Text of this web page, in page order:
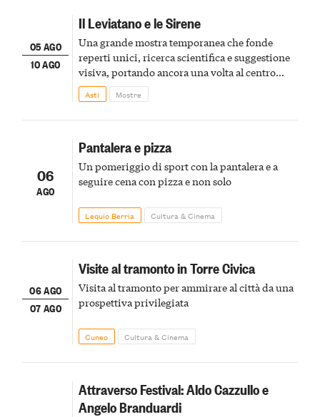
05 AGO
10 AGO
Il Leviatano e le Sirene
Una grande mostra temporanea che fonde
reperti unici, ricerca scientifica e suggestione
visiva, portando ancora una volta al centro
della scena le meraviglie del passato astigiano
Asti Mostre
06
AGO
Pantalera e pizza
Un pomeriggio di sport con la pantalera e a
seguire cena con pizza e non solo
Lequio Berria Cultura & Cinema
06 AGO
07 AGO
Visite al tramonto in Torre Civica
Visita al tramonto per ammirare al città da una
prospettiva privilegiata
Cuneo Cultura & Cinema
Attraverso Festival: Aldo Cazzullo e
Angelo Branduardi